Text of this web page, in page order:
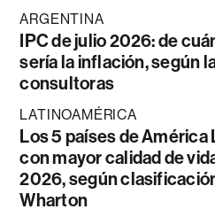
ARGENTINA
IPC de julio 2026: de
sería la inflación, según
consultoras
LATINOAMÉRICA
Los 5 países de América
con mayor calidad de
2026, según
Wharton